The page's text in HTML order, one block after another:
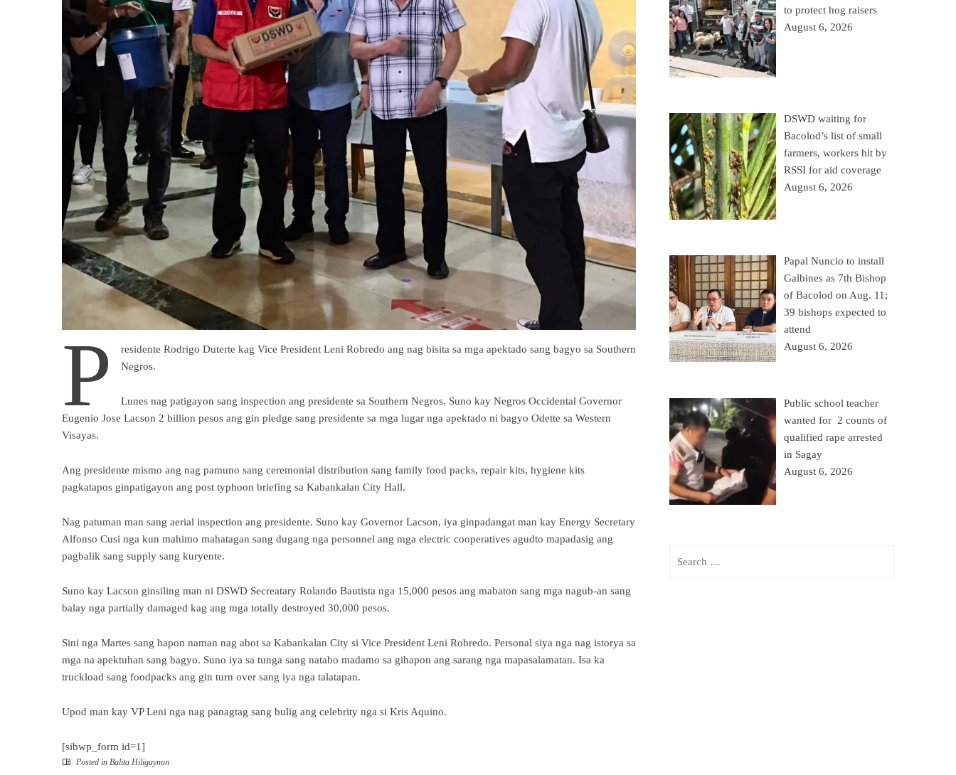
P
residente Rodrigo Duterte kag Vice President Leni Robredo ang nag bisita sa mga apektado sang bagyo sa Southern
Negros.
Lunes nag patigayon sang inspection ang presidente sa Southern Negros. Suno kay Negros Occidental Governor
Eugenio Jose Lacson 2 billion pesos ang gin pledge sang presidente sa mga lugar nga apektado ni bagyo Odette sa Western
Visayas.
Ang presidente mismo ang nag pamuno sang ceremonial distribution sang family food packs, repair kits, hygiene kits
pagkatapos ginpatigayon ang post typhoon briefing sa Kabankalan City Hall.
Nag patuman man sang aerial inspection ang presidente. Suno kay Governor Lacson, iya ginpadangat man kay Energy Secretary
Alfonso Cusi nga kun mahimo mahatagan sang dugang nga personnel ang mga electric cooperatives agudto mapadasig ang
pagbalik sang supply sang kuryente.
Suno kay Lacson ginsiling man ni DSWD Secreatary Rolando Bautista nga 15,000 pesos ang mabaton sang mga nagub-an sang
balay nga partially damaged kag ang mga totally destroyed 30,000 pesos.
Sini nga Martes sang hapon naman nag abot sa Kabankalan City si Vice President Leni Robredo. Personal siya nga nag istorya sa
mga na apektuhan sang bagyo. Suno iya sa tunga sang natabo madamo sa gihapon ang sarang nga mapasalamatan. Isa ka
truckload sang foodpacks ang gin turn over sang iya nga talatapan.
Upod man kay VP Leni nga nag panagtag sang bulig ang celebrity nga si Kris Aquino.
[sibwp_form id=1]
Posted in Balita Hiligaynon
to protect hog raisers
August 6, 2026
DSWD waiting for
Bacolod’s list of small
farmers, workers hit by
RSSI for aid coverage
August 6, 2026
Papal Nuncio to install
Galbines as 7th Bishop
of Bacolod on Aug. 11;
39 bishops expected to
attend
August 6, 2026
Public school teacher
wanted for 2 counts of
qualified rape arrested
in Sagay
August 6, 2026